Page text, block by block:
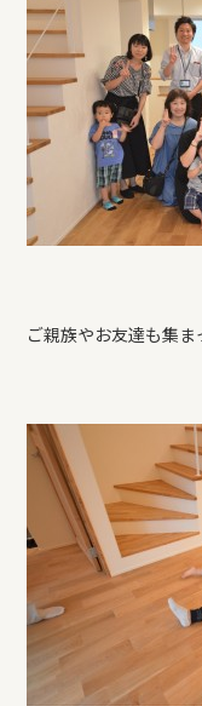
COMPANY
ご親族やお友達も集